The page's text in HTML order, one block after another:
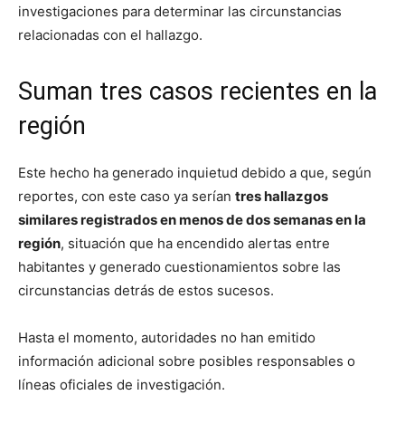
investigaciones para determinar las circunstancias
relacionadas con el hallazgo.
Suman tres casos recientes en la
región
Este hecho ha generado inquietud debido a que, según
reportes, con este caso ya serían tres hallazgos
similares registrados en menos de dos semanas en la
región, situación que ha encendido alertas entre
habitantes y generado cuestionamientos sobre las
circunstancias detrás de estos sucesos.
Hasta el momento, autoridades no han emitido
información adicional sobre posibles responsables o
líneas oficiales de investigación.